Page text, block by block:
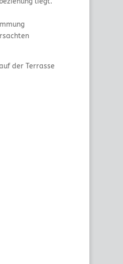
der Terrasse